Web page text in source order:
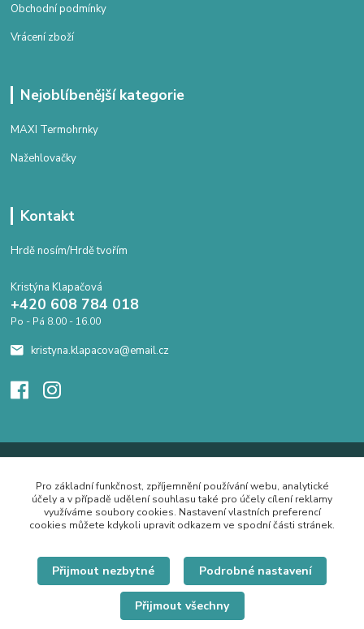
Obchodní podmínky
Vrácení zboží
Nejoblíbenější kategorie
MAXI Termohrnky
Nažehlovačky
Kontakt
Hrdě nosím/Hrdě tvořím
Kristýna Klapačová
+420 608 784 018
Po - Pá 8.00 - 16.00
kristyna.klapacova@email.cz
Pro základní funkčnost, zpříjemnění používání webu, analytické
účely a v případě udělení souhlasu také pro účely cílení reklamy
využíváme soubory cookies. Nastavení vlastních preferencí
cookies můžete kdykoli upravit odkazem ve spodní části stránek.
Přijmout nezbytné Podrobné nastavení
Přijmout všechny